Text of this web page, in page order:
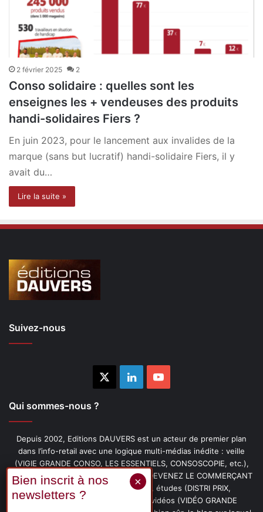
2 février 2025 2
Conso solidaire : quelles sont les
enseignes les + vendeuses des produits
handi-solidaires Fiers ?
En juin 2023, pour le lancement aux invalides de la
marque (sans but lucratif) handi-solidaire Fiers, il y
avait du…
Lire la suite »
Suivez-nous
LinkedinYouTube
Qui sommes-nous ?
Depuis 2002, Editions DAUVERS est un acteur de premier plan
dans l’info-retail avec une logique multi-médias inédite : veille
(VIGIE GRANDE CONSO, LES ESSENTIELS, CONSOSCOPIE, etc.),
livres (PENSER-CLIENT, IMAGE-PRIX, DEVENEZ LE COMMERÇANT
PRÉFÉRÉ DE VOS CLIENTS, etc.), études (DISTRI PRIX,
PROMOFLASH, DRIVE INSIGHTS), vidéos (VIDÉO GRANDE